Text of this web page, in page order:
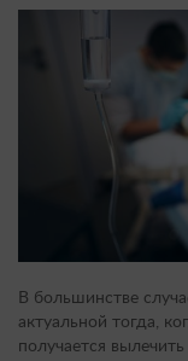
В большинстве
актуальной тогда,
получается